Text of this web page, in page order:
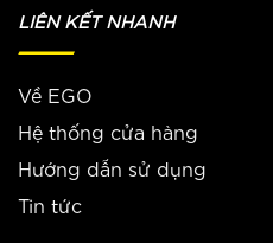
LIÊN KẾT NHANH
Về EGO
Hệ thống cửa hàng
Hướng dẫn sử dụng
Tin tức